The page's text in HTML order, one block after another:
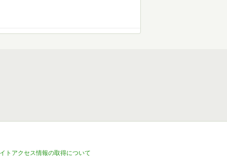
トアクセス情報の取得について